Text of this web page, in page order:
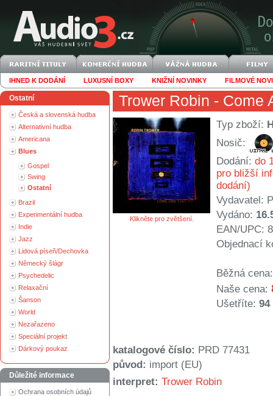
IHNED K DODÁNÍ LUXUSNÍ BOXY KNIŽNÍ NOVINKY FILMOVÉ
Ostatní
Česká a slovenská hudba
Alternativní hudba
Americana
Blues
Gospel
Swing
Ostatní
Brazil
Experimentální hudba
Indie
Jazz
Lidová píseň/Dechovka
Německý šlágr
Psychedelic
Relaxační
Šanson
World
Nezařazeno
Speciální projekt
Dárkový poukaz
Důležité informace
Ochrana osobních údajů
Trower Robin - Come
Klikněte pro zvětšení.
Typ zboží:
Nosič:
Dodání: do
pro bližší
dodání)
Vydavatel:
Vydáno:
EAN/UPC:
Objednací
Běžná cena:
Naše cena:
Ušetříte: 94
katalogové číslo: PRD 77431
původ: import (EU)
interpret: Trower Robin